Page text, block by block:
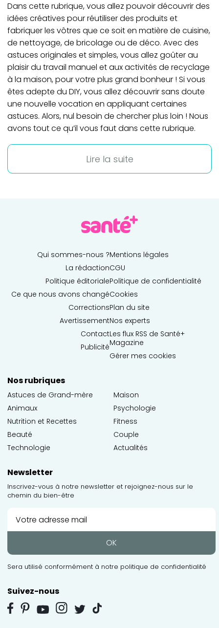
Dans cette rubrique, vous allez pouvoir découvrir des
idées créatives pour réutiliser des produits et
fabriquer les vôtres que ce soit en matière de cuisine,
de nettoyage, de bricolage ou de déco. Avec des
astuces originales et simples, vous allez goûter au
plaisir du travail manuel et aux activités de recyclage
à la maison, pour votre plus grand bonheur ! Si vous
êtes adepte du DIY, vous allez découvrir sans doute
une nouvelle vocation en appliquant certaines
astuces. Alors, nul besoin de chercher plus loin ! Nous
avons tout ce qu’il vous faut dans cette rubrique.
Lire la suite
Qui sommes-nous ?
La rédaction
Politique éditoriale
Ce que nous avons changé
Corrections
Avertissement
Contact
Publicité
Mentions légales
CGU
Politique de confidentialité
Cookies
Plan du site
Nos experts
Les flux RSS de Santé+
Magazine
Gérer mes cookies
Nos rubriques
Astuces de Grand-mère
Animaux
Nutrition et Recettes
Beauté
Technologie
Maison
Psychologie
Fitness
Couple
Actualités
Newsletter
Inscrivez-vous à notre newsletter et rejoignez-nous sur le
chemin du bien-être
OK
Sera utilisé conformément à notre politique de confidentialité
Suivez-nous